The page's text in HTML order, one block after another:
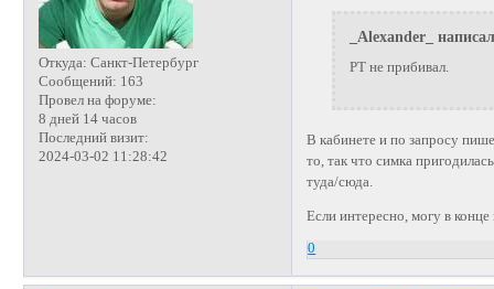
Откуда: Санкт-Петербург
Сообщений: 163
Провел на форуме:
8 дней 14 часов
Последний визит:
2024-03-02 11:28:42
_Alexander_
РТ не прибивал.
В кабинете и по запросу
то, так что симка
туда/сюда.
Если интересно, могу в
0